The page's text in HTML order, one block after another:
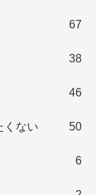
67
38
46
くない 50
6